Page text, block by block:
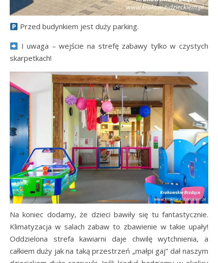
Przed budynkiem jest duży parking.
I uwaga – wejście na strefę zabawy tylko w czystych
skarpetkach!
Na koniec dodamy, że dzieci bawiły się tu fantastycznie.
Klimatyzacja w salach zabaw to zbawienie w takie upały!
Oddzielona strefa kawiarni daje chwilę wytchnienia, a
całkiem duży jak na taką przestrzeń „małpi gaj” dał naszym